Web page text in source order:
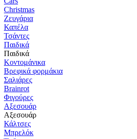
Christmas
Ζευγάρια
Καπέλα
Τσάντες
Παιδικά
Παιδικά
Κοντομάνικα
Βρεφικά φορμάκια
Σαλιάρες
Brainrot
Φιγούρες
Αξεσουάρ
Αξεσουάρ
Κάλτσες
Μπρελόκ